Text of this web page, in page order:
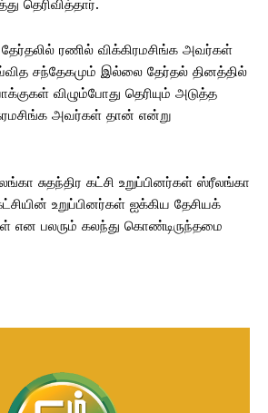
தெரிவித்தார்.
ரணில் விக்கிரமசிங்க அவர்கள்
சந்தேகமும் இல்லை தேர்தல் தினத்தில்
விழும்போது தெரியும் அடுத்த
அவர்கள் தான் என்று
சுதந்திர கட்சி உறுப்பினர்கள் ஸ்ரீலங்கா
உறுப்பினர்கள் ஐக்கிய தேசியக்
என பலரும் கலந்து கொண்டிருந்தமை